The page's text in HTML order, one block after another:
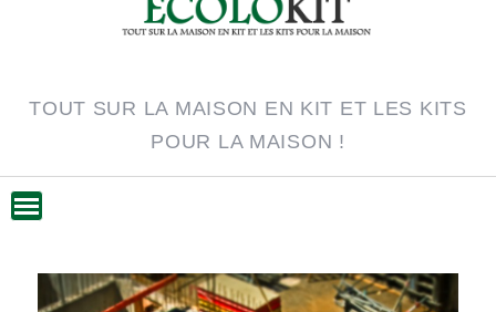
TOUT SUR LA MAISON EN KIT ET LES KITS
POUR LA MAISON !